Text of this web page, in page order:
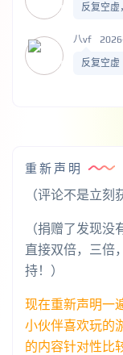
反复空虚
八vf
反复空虚
重新声明
（评论不是立刻
（捐赠了发现
直接双倍，三倍
持！）
现在重新声明一
小伙伴喜欢玩的
的内容针对性比